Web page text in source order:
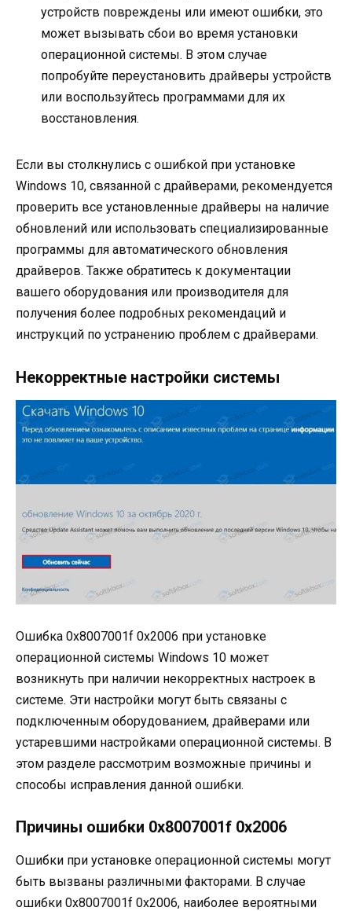
устройств повреждены или имеют ошибки, это
может вызывать сбои во время установки
операционной системы. В этом случае
попробуйте переустановить драйверы устройств
или воспользуйтесь программами для их
восстановления.
Если вы столкнулись с ошибкой при установке
Windows 10, связанной с драйверами, рекомендуется
проверить все установленные драйверы на наличие
обновлений или использовать специализированные
программы для автоматического обновления
драйверов. Также обратитесь к документации
вашего оборудования или производителя для
получения более подробных рекомендаций и
инструкций по устранению проблем с драйверами.
Некорректные настройки системы
Ошибка 0x8007001f 0x2006 при установке
операционной системы Windows 10 может
возникнуть при наличии некорректных настроек в
системе. Эти настройки могут быть связаны с
подключенным оборудованием, драйверами или
устаревшими настройками операционной системы. В
этом разделе рассмотрим возможные причины и
способы исправления данной ошибки.
Причины ошибки 0x8007001f 0x2006
Ошибки при установке операционной системы могут
быть вызваны различными факторами. В случае
ошибки 0x8007001f 0x2006, наиболее вероятными